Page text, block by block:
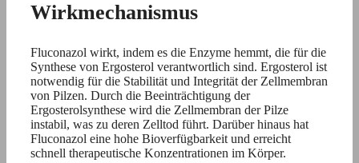
Wirkmechanismus
Fluconazol wirkt, indem es die Enzyme hemmt, die für die
Synthese von Ergosterol verantwortlich sind. Ergosterol ist
notwendig für die Stabilität und Integrität der Zellmembran
von Pilzen. Durch die Beeinträchtigung der
Ergosterolsynthese wird die Zellmembran der Pilze
instabil, was zu deren Zelltod führt. Darüber hinaus hat
Fluconazol eine hohe Bioverfügbarkeit und erreicht
schnell therapeutische Konzentrationen im Körper.